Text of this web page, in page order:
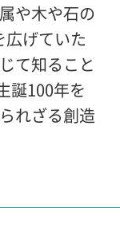
下さい）
日及び夏休み
体は80
がい者は無
つき1名)は
や木や石の
広げていた
て知ること
誕100年を
れざる創造